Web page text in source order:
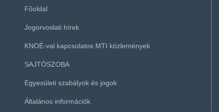
Főoldal
Jogorvoslati hírek
KNOÉ-val kapcsolatos MTI közlemények
SAJTÓSZOBA
Egyesületi szabályok és jogok
Általános információk